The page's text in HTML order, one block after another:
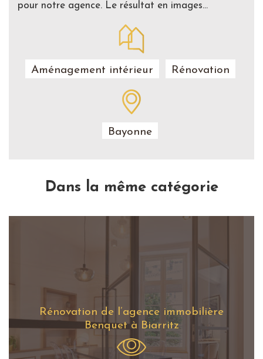
pour notre agence. Le résultat en images…
Aménagement intérieur Rénovation
Bayonne
Dans la même catégorie
Rénovation de l’agence immobilière
Benquet à Biarritz